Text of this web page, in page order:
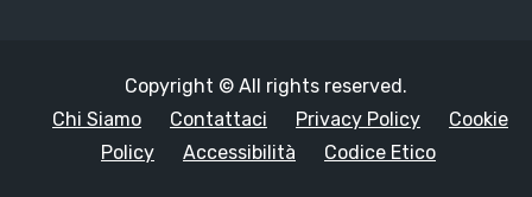
Copyright © All rights reserved.
Chi Siamo
Contattaci Privacy Policy
Cookie
Policy
Accessibilità Codice Etico